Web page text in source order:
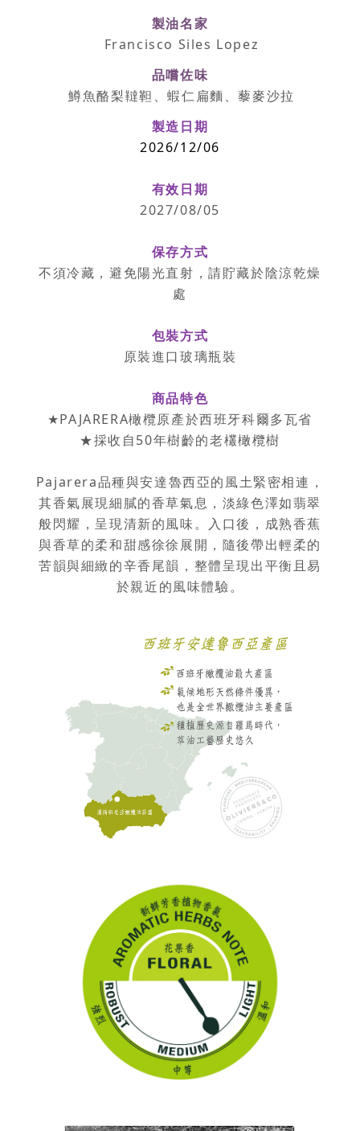
製油名家
Francisco Siles Lopez
品嚐佐味
鱒魚酪梨韃靼、蝦仁扁麵、藜麥沙拉
製造日期
2026/12/06
有效日期
2027/08/05
保存方式
不須冷藏，避免陽光直射，請貯藏於陰涼乾燥
處
包裝方式
原裝進口玻璃瓶裝
商品特色
★PAJARERA橄欖原產於西班牙科爾多瓦省
★採收自50年樹齡的老欉橄欖樹
Pajarera品種與安達魯西亞的風土緊密相連，
其香氣展現細膩的香草氣息，淡綠色澤如翡翠
般閃耀，呈現清新的風味。入口後，成熟香蕉
與香草的柔和甜感徐徐展開，隨後帶出輕柔的
苦韻與細緻的辛香尾韻，整體呈現出平衡且易
於親近的風味體驗。